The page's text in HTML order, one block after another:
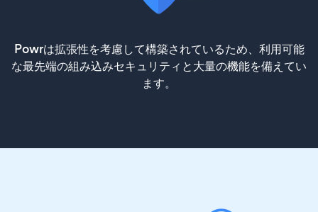
Powrは拡張性を考慮して構築されているため、利用可能
な最先端の組み込みセキュリティと大量の機能を備えてい
ます。